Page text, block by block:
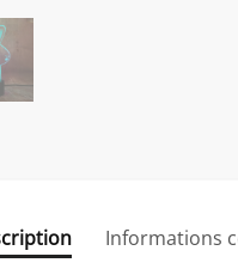
Informations